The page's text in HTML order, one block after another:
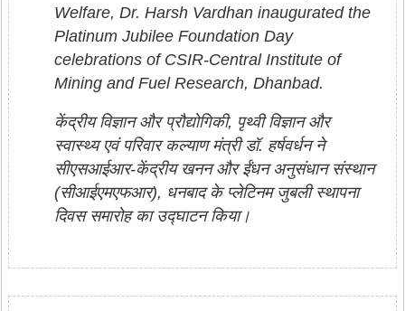
Welfare, Dr. Harsh Vardhan inaugurated the
Platinum Jubilee Foundation Day
celebrations of CSIR-Central Institute of
Mining and Fuel Research, Dhanbad.
केंद्रीय विज्ञान और प्रौद्योगिकी, पृथ्वी विज्ञान और
स्वास्थ्य एवं परिवार कल्याण मंत्री डॉ. हर्षवर्धन ने
सीएसआईआर-केंद्रीय खनन और ईंधन अनुसंधान संस्थान
(सीआईएमएफआर), धनबाद के प्लेटिनम जुबली स्थापना
दिवस समारोह का उद्घाटन किया।